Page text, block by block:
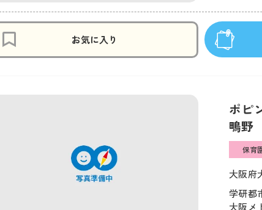
お気に入り
ポピ
鴫野
保育
大阪府
学研都
大阪メ